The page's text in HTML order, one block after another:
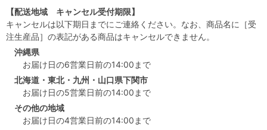
【配送地域 キャンセル受付期限】
キャンセルは以下期日までにご連絡ください。なお、商品名に［受
注生産品］の表記がある商品はキャンセルできません。
沖縄県
お届け日の6営業日前の14:00まで
北海道・東北・九州・山口県下関市
お届け日の5営業日前の14:00まで
その他の地域
お届け日の4営業日前の14:00まで